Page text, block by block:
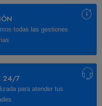
todas las gestiones
24/7
para atender tus